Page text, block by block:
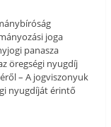
joga
panasza
öregségi nyugdíj
– A jogviszonyuk
nyugdíját érintő